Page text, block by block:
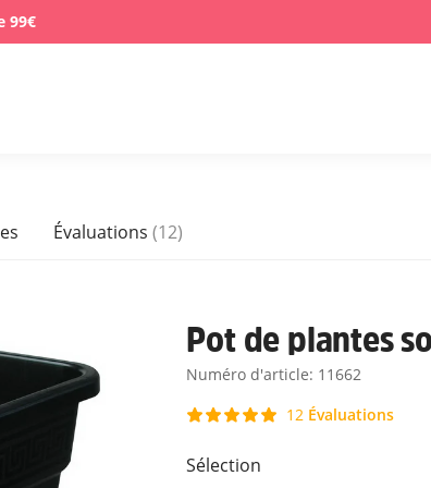
99€
Évaluations (12)
Pot de plantes
Numéro d'article: 11662
12 Évaluations
Sélection